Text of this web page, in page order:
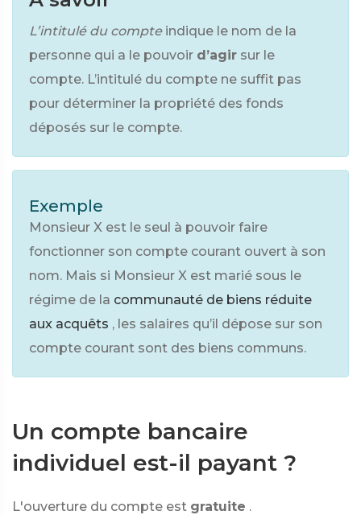
L’intitulé du compte indique le nom de la
personne qui a le pouvoir d’agir sur le
compte. L’intitulé du compte ne suffit pas
pour déterminer la propriété des fonds
déposés sur le compte.
Exemple
Monsieur X est le seul à pouvoir faire
fonctionner son compte courant ouvert à son
nom. Mais si Monsieur X est marié sous le
régime de la communauté de biens réduite
aux acquêts , les salaires qu’il dépose sur son
compte courant sont des biens communs.
Un compte bancaire
individuel est-il payant ?
L'ouverture du compte est gratuite .